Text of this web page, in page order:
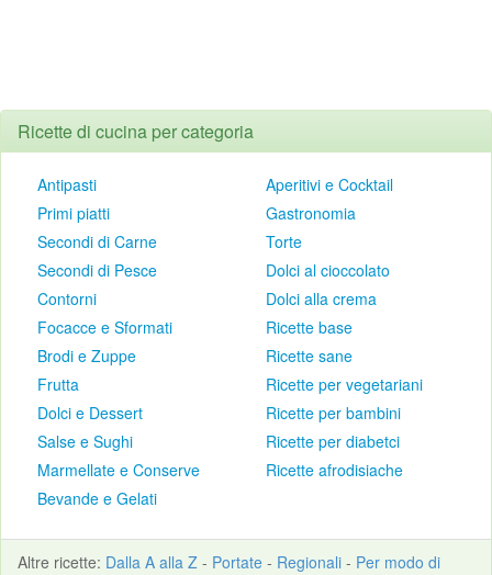
Ricette di cucina per categoria
Antipasti
Primi piatti
Secondi di Carne
Secondi di Pesce
Contorni
Focacce e Sformati
Brodi e Zuppe
Frutta
Dolci e Dessert
Salse e Sughi
Marmellate e Conserve
Bevande e Gelati
Aperitivi e Cocktail
Gastronomia
Torte
Dolci al cioccolato
Dolci alla crema
Ricette base
Ricette sane
Ricette per vegetariani
Ricette per bambini
Ricette per diabetci
Ricette afrodisiache
Altre ricette: Dalla A alla Z - Portate - Regionali - Per modo di